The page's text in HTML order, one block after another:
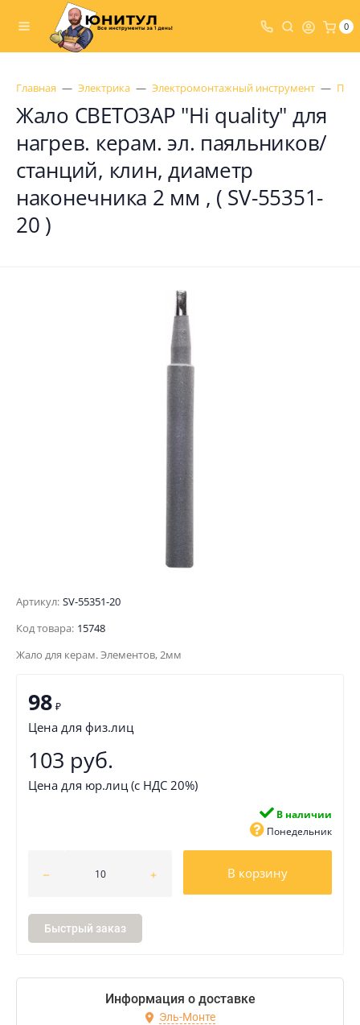
0
Главная Электрика Электромонтажный инструмент
Жало СВЕТОЗАР "Hi quality" для
нагрев. керам. эл. паяльников/
станций, клин, диаметр
наконечника 2 мм , ( SV-55351-
20 )
Артикул: SV-55351-20
Код товара: 15748
Жало для керам. Элементов, 2мм
98 ₽
Цена для физ.лиц
103 руб.
Цена для юр.лиц (с НДС 20%)
В наличии
Понедельник
В корзину
Быстрый заказ
Информация о доставке
Эль-Монте